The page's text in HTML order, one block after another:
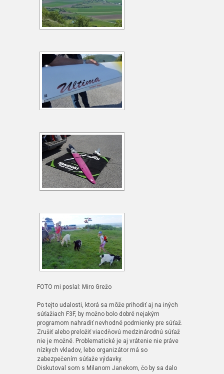
FOTO mi poslal: Miro Grežo
Po tejto udalosti, ktorá sa môže prihodiť aj na iných
súťažiach F3F, by možno bolo dobré nejakým
programom nahradiť nevhodné podmienky pre súťaž.
Zrušiť alebo preložiť viacdňovú medzinárodnú súťaž
nie je možné. Problematické je aj vrátenie nie práve
nízkych vkladov, lebo organizátor má so
zabezpečením súťaže výdavky.
Diskutoval som s Milanom Janekom, čo by sa dalo